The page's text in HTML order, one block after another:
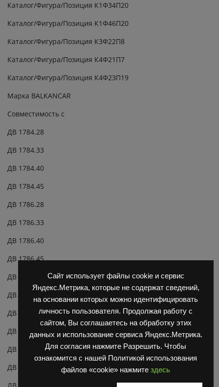
Сайт использует файлы cookie и сервис
Яндекс.Метрика, которые не содержат сведений,
на основании которых можно идентифицировать
личность пользователя. Продолжая работу с
сайтом, Вы соглашаетесь на обработку этих
данных и использование сервиса Яндекс.Метрика.
Для согласия нажмите Разрешить. Чтобы
ознакомится с нашей Политикой использования
файлов «cookie» нажмите здесь
Каталог/Фигура/Позиция К1Ф34П20
Каталог/Фигура/Позиция К1Ф46П20
Каталог/Фигура/Позиция К3Ф22П8
Каталог/Фигура/Позиция К4Ф21П7
Каталог/Фигура/Позиция К4Ф23П19
Марка BALKANCAR
Совместимость с
ДВ 1784.28
ДВ 1784.33
ДВ 1784.40
ДВ 1784.45
ДВ 1786.28
ДВ 1786.33
ДВ 1786.40
ДВ 1786.45
ДВ 1788.28
ДВ 1788.33
ДВ 1788.40
ДВ 1788.45
ДВ 1792.28
ДВ 1792.33